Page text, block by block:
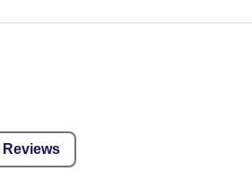
Reviews